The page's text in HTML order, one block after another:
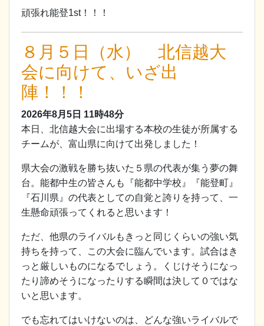
頑張れ能登1st！！！
８月５日（水） 北信越大
会に向けて、いざ出
陣！！！
2026年8月5日 11時48分
本日、北信越大会に出場する本校の生徒が所属する
チームが、富山県に向けて出発しました！
県大会の激戦を勝ち抜いた５県の代表が集う夢の舞
台。能都中生の皆さんも『能都中学校』『能登町』
『石川県』の代表としての自覚と誇りを持って、一
生懸命頑張ってくれると思います！
ただ、他県のライバルもきっと同じくらいの強い気
持ちを持って、この大会に臨んでいます。試合はき
っと厳しいものになるでしょう。くじけそうになっ
たり諦めそうになったりする瞬間は決して０ではな
いと思います。
でも忘れてはいけないのは、どんな強いライバルで